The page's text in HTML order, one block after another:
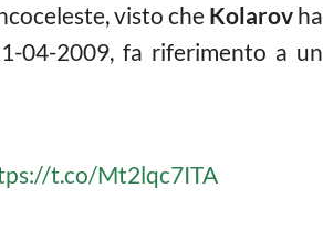
visto che Kolarov ha
04-2009, fa riferimento a un
t.co/Mt2lqc7ITA